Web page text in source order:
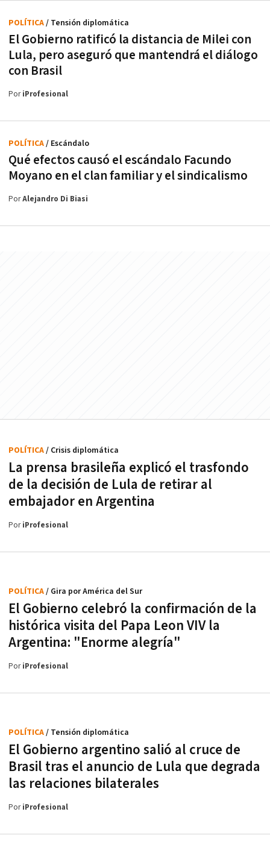
El Gobierno ratificó la distancia de Milei con
Lula, pero aseguró que mantendrá el diálogo
con Brasil
POLÍTICA/ Tensión diplomática
PoriProfesional
Qué efectos causó el escándalo Facundo
Moyano en el clan familiar y el sindicalismo
POLÍTICA/ Escándalo
PorAlejandro Di Biasi
La prensa brasileña explicó el trasfondo
de la decisión de Lula de retirar al
embajador en Argentina
POLÍTICA/ Crisis diplomática
PoriProfesional
El Gobierno celebró la confirmación de la
histórica visita del Papa Leon VIV la
Argentina: "Enorme alegría"
POLÍTICA/ Gira por América del Sur
PoriProfesional
El Gobierno argentino salió al cruce de
Brasil tras el anuncio de Lula que degrada
las relaciones bilaterales
POLÍTICA/ Tensión diplomática
PoriProfesional